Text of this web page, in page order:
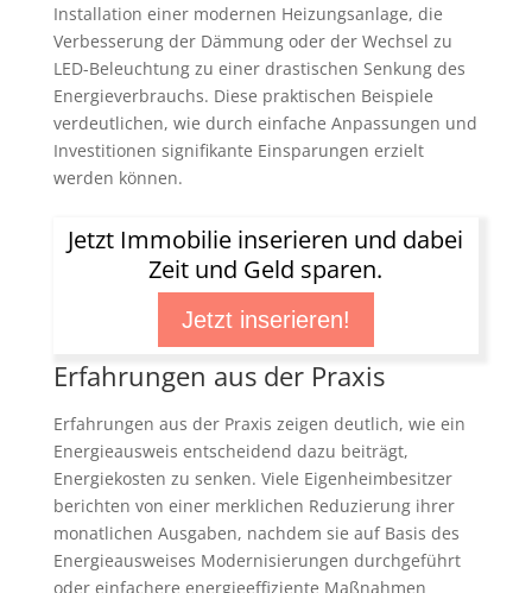
Installation einer modernen Heizungsanlage, die
Verbesserung der Dämmung oder der Wechsel zu
LED-Beleuchtung zu einer drastischen Senkung des
Energieverbrauchs. Diese praktischen Beispiele
verdeutlichen, wie durch einfache Anpassungen und
Investitionen signifikante Einsparungen erzielt
werden können.
Jetzt Immobilie inserieren und dabei
Zeit und Geld sparen.
Jetzt inserieren!
Erfahrungen aus der Praxis
Erfahrungen aus der Praxis zeigen deutlich, wie ein
Energieausweis entscheidend dazu beiträgt,
Energiekosten zu senken. Viele Eigenheimbesitzer
berichten von einer merklichen Reduzierung ihrer
monatlichen Ausgaben, nachdem sie auf Basis des
Energieausweises Modernisierungen durchgeführt
oder einfachere energieeffiziente Maßnahmen